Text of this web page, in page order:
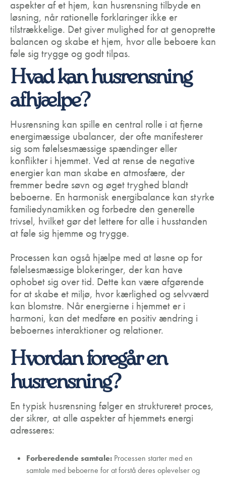
aspekter af et hjem, kan husrensning tilbyde en
løsning, når rationelle forklaringer ikke er
tilstrækkelige. Det giver mulighed for at genoprette
balancen og skabe et hjem, hvor alle beboere kan
føle sig trygge og godt tilpas.
Hvad kan husrensning
afhjælpe?
Husrensning kan spille en central rolle i at fjerne
energimæssige ubalancer, der ofte manifesterer
sig som følelsesmæssige spændinger eller
konflikter i hjemmet. Ved at rense de negative
energier kan man skabe en atmosfære, der
fremmer bedre søvn og øget tryghed blandt
beboerne. En harmonisk energibalance kan styrke
familiedynamikken og forbedre den generelle
trivsel, hvilket gør det lettere for alle i husstanden
at føle sig hjemme og trygge.
Processen kan også hjælpe med at løsne op for
følelsesmæssige blokeringer, der kan have
ophobet sig over tid. Dette kan være afgørende
for at skabe et miljø, hvor kærlighed og selvværd
kan blomstre. Når energierne i hjemmet er i
harmoni, kan det medføre en positiv ændring i
beboernes interaktioner og relationer.
Hvordan foregår en
husrensning?
En typisk husrensning følger en struktureret proces,
der sikrer, at alle aspekter af hjemmets energi
adresseres:
Forberedende samtale: Processen starter med en
samtale med beboerne for at forstå deres oplevelser og